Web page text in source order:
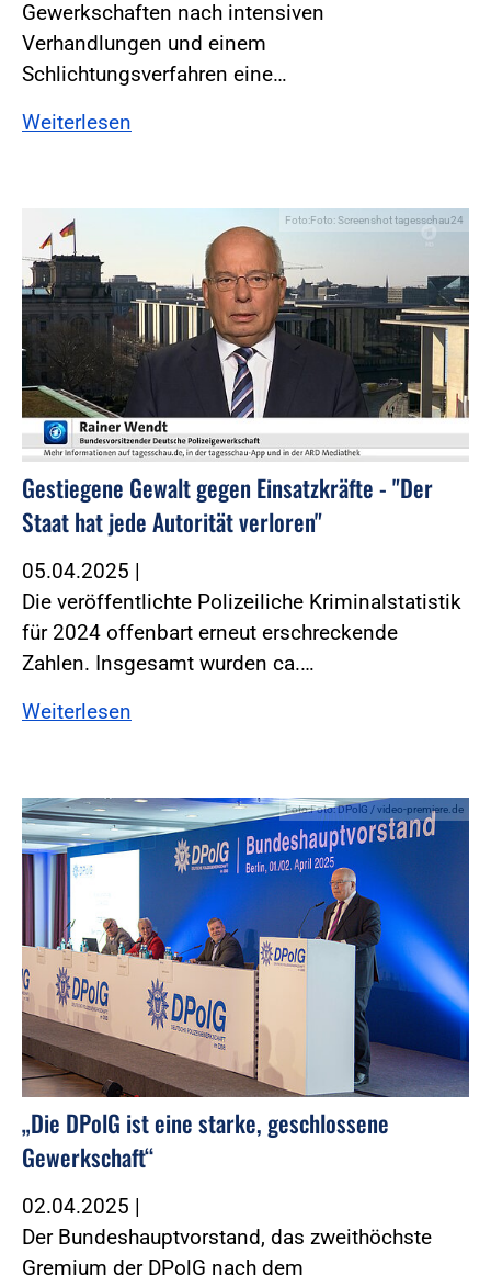
Gewerkschaften nach intensiven
Verhandlungen und einem
Schlichtungsverfahren eine…
Weiterlesen
Foto:Foto: Screenshot tagesschau24
Gestiegene Gewalt gegen Einsatzkräfte - "Der
Staat hat jede Autorität verloren"
05.04.2025 |
Die veröffentlichte Polizeiliche Kriminalstatistik
für 2024 offenbart erneut erschreckende
Zahlen. Insgesamt wurden ca.…
Weiterlesen
Foto:Foto: DPolG / video-premiere.de
„Die DPolG ist eine starke, geschlossene
Gewerkschaft“
02.04.2025 |
Der Bundeshauptvorstand, das zweithöchste
Gremium der DPolG nach dem